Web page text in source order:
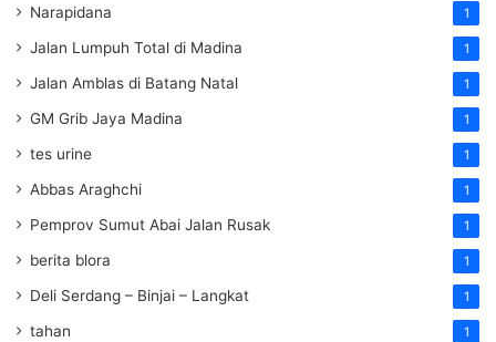
Narapidana 1
Jalan Lumpuh Total di Madina 1
Jalan Amblas di Batang Natal 1
GM Grib Jaya Madina 1
tes urine 1
Abbas Araghchi 1
Pemprov Sumut Abai Jalan Rusak 1
berita blora 1
Deli Serdang – Binjai – Langkat 1
tahan 1